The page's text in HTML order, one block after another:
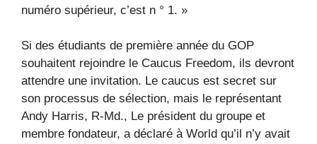
numéro supérieur, c’est n ° 1. »
Si des étudiants de première année du GOP
souhaitent rejoindre le Caucus Freedom, ils devront
attendre une invitation. Le caucus est secret sur
son processus de sélection, mais le représentant
Andy Harris, R-Md., Le président du groupe et
membre fondateur, a déclaré à World qu’il n’y avait